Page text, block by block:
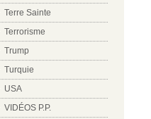
Terre Sainte
Terrorisme
Trump
Turquie
USA
VIDÉOS P.P.